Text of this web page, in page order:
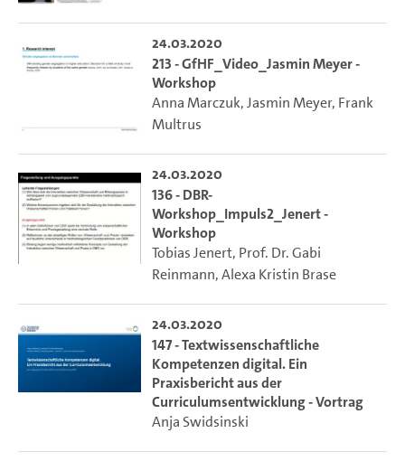
24.03.2020
213 - GfHF_Video_Jasmin Meyer -
Workshop
Anna Marczuk,Jasmin Meyer, Frank
Multrus
24.03.2020
136 - DBR-
Workshop_Impuls2_Jenert -
Workshop
Tobias Jenert, Prof. Dr. Gabi
Reinmann,Alexa Kristin Brase
24.03.2020
147 - Textwissenschaftliche
Kompetenzen digital. Ein
Praxisbericht aus der
Curriculumsentwicklung - Vortrag
Anja Swidsinski